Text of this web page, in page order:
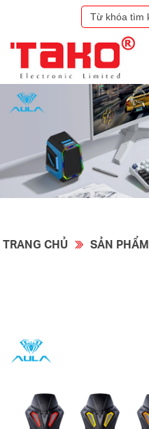
TRANG CHỦ SẢN PHẨM